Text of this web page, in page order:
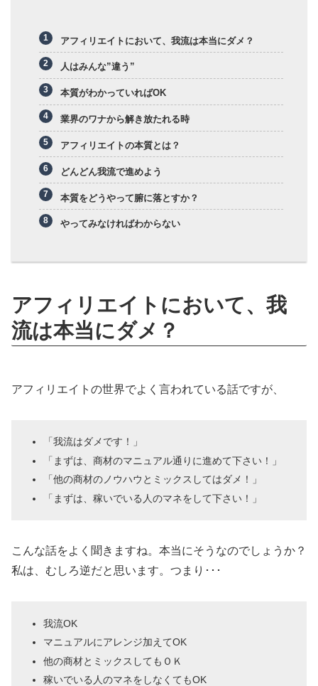
アフィリエイトにおいて、我流は本当にダメ？
人はみんな”違う”
本質がわかっていればOK
業界のワナから解き放たれる時
アフィリエイトの本質とは？
どんどん我流で進めよう
本質をどうやって腑に落とすか？
やってみなければわからない
アフィリエイトにおいて、我
流は本当にダメ？
アフィリエイトの世界でよく言われている話ですが、
「我流はダメです！」
「まずは、商材のマニュアル通りに進めて下さい！」
「他の商材のノウハウとミックスしてはダメ！」
「まずは、稼いでいる人のマネをして下さい！」
こんな話をよく聞きますね。本当にそうなのでしょうか？
私は、むしろ逆だと思います。つまり･･･
我流OK
マニュアルにアレンジ加えてOK
他の商材とミックスしてもＯＫ
稼いでいる人のマネをしなくてもOK